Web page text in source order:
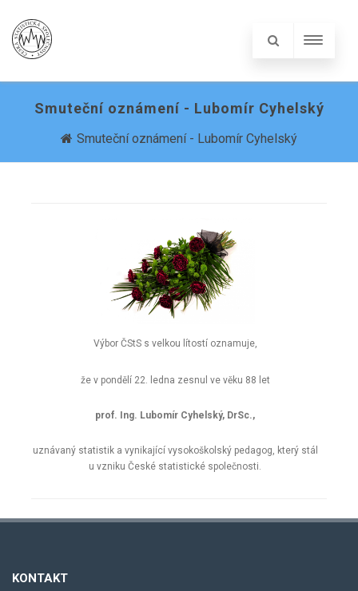
Smuteční oznámení - Lubomír Cyhelský
Smuteční oznámení - Lubomír Cyhelský
Výbor ČStS s velkou lítostí oznamuje,
že v pondělí 22. ledna zesnul ve věku 88 let
prof. Ing. Lubomír Cyhelský, DrSc.,
uznávaný statistik a vynikající vysokoškolský pedagog, který stál
u vzniku České statistické společnosti.
KONTAKT